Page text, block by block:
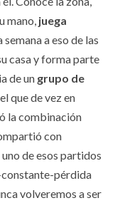
mano, juega
semana a eso de las
casa y forma parte
de un grupo de
que de vez en
la combinación
con
de esos partidos
pérdida
volveremos a ser